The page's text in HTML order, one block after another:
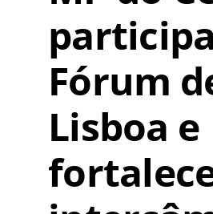
Fórum
Lisboa e